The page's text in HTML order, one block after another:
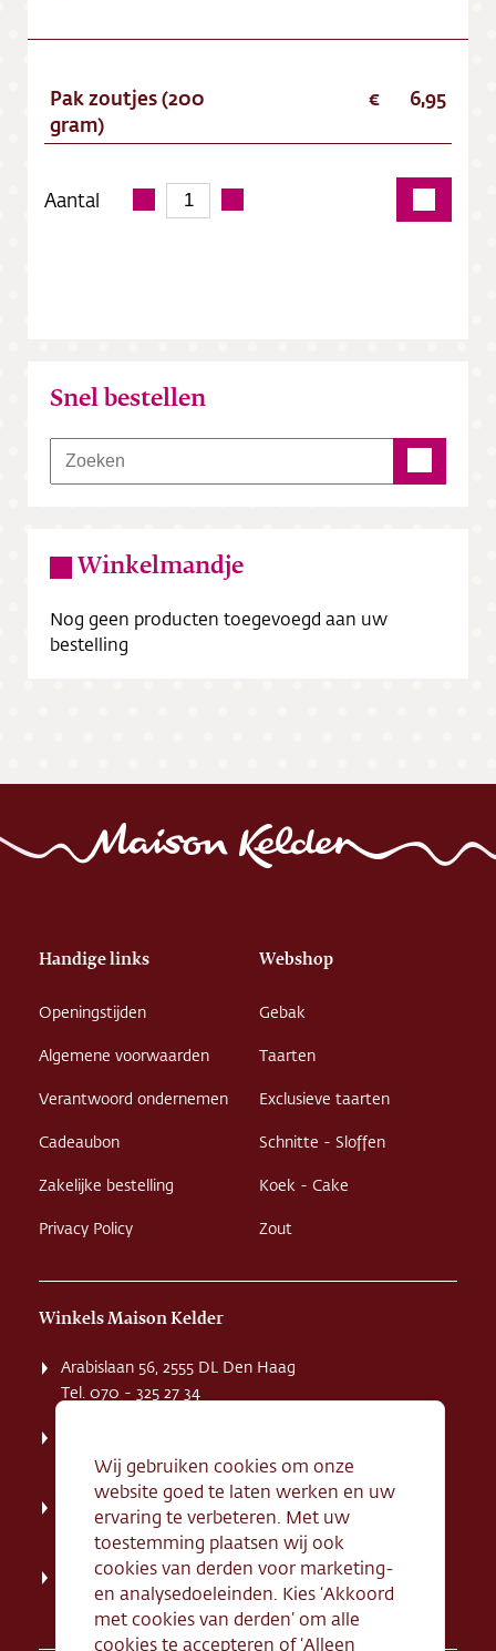
Pak zoutjes (200
gram)
6,95
Aantal
Snel bestellen
Winkelmandje
Nog geen producten toegevoegd aan uw
bestelling
Handige links
Openingstijden
Algemene voorwaarden
Verantwoord ondernemen
Cadeaubon
Zakelijke bestelling
Privacy Policy
Webshop
Gebak
Taarten
Exclusieve taarten
Schnitte - Sloffen
Koek - Cake
Zout
Winkels Maison Kelder
Arabislaan 56, 2555 DL Den Haag
Tel. 070 - 325 27 34
Tel. 070 - 324 94 09
Kerkstraat 71, 2242 HD Wassenaar
Tel. 070 - 517 95 07
Dorpsstraat 134, 2712 AN Zoetermeer
Tel. 079 - 316 78 95
Wij gebruiken cookies om onze
website goed te laten werken en uw
ervaring te verbeteren. Met uw
toestemming plaatsen wij ook
cookies van derden voor marketing-
en analysedoeleinden. Kies ‘Akkoord
met cookies van derden’ om alle
cookies te accepteren of ‘Alleen